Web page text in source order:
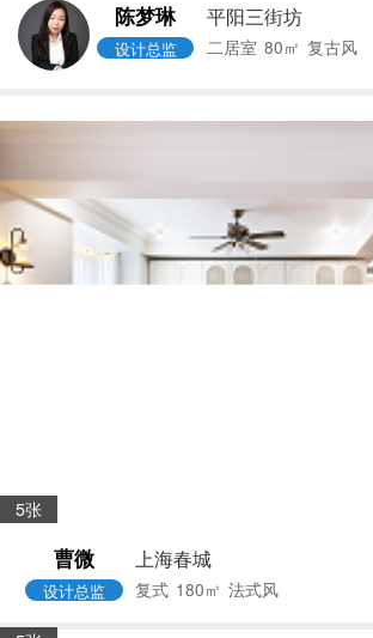
陈梦琳
设计总监
平阳三街坊
二居室 80㎡ 复古风
5张
曹微
设计总监
上海春城
复式 180㎡